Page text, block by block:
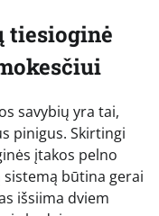
tiesioginė
savybių yra tai,
pinigus. Skirtingi
įtakos pelno
būtina gerai
išsiima dviem